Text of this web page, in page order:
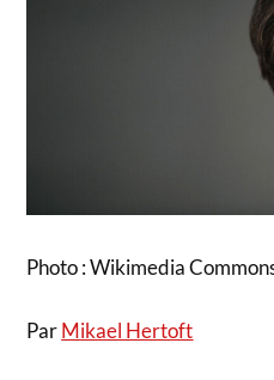
Photo : Wikimedia
ParMikael Hertoft